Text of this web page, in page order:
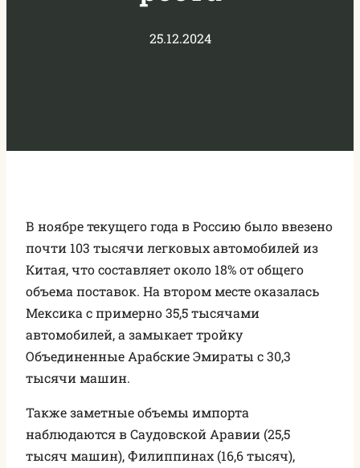
25.12.2024
В ноябре текущего года в Россию было ввезено
почти 103 тысячи легковых автомобилей из
Китая, что составляет около 18% от общего
объема поставок. На втором месте оказалась
Мексика с примерно 35,5 тысячами
автомобилей, а замыкает тройку
Объединенные Арабские Эмираты с 30,3
тысячи машин.
Также заметные объемы импорта
наблюдаются в Саудовской Аравии (25,5
тысяч машин), Филиппинах (16,6 тысяч),